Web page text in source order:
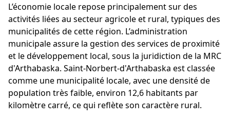
L’économie locale repose principalement sur des
activités liées au secteur agricole et rural, typiques des
municipalités de cette région. L’administration
municipale assure la gestion des services de proximité
et le développement local, sous la juridiction de la MRC
d'Arthabaska. Saint-Norbert-d'Arthabaska est classée
comme une municipalité locale, avec une densité de
population très faible, environ 12,6 habitants par
kilomètre carré, ce qui reflète son caractère rural.